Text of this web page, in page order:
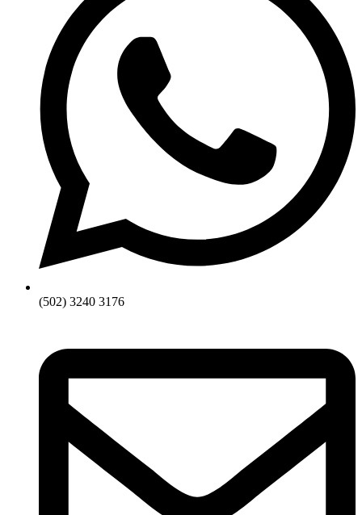
(502) 3240 3176